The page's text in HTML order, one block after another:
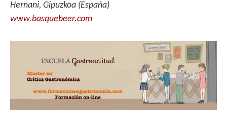
Hernani, Gipuzkoa (España)
www.basquebeer.com